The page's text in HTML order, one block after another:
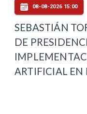
08-08-2026 15:00
SEBASTIÁN
DE
ARTIFICIAL EN